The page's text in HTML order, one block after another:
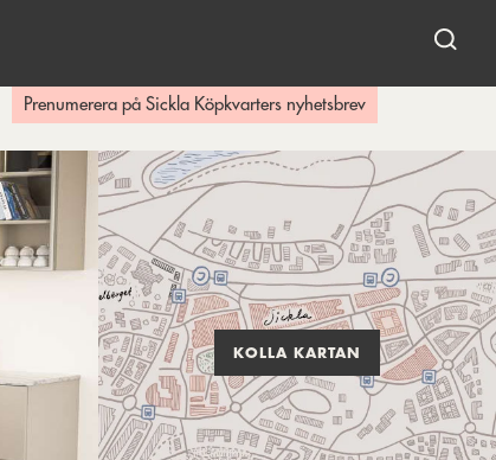
Prenumerera på Sickla Köpkvarters nyhetsbrev
KOLLA KARTAN